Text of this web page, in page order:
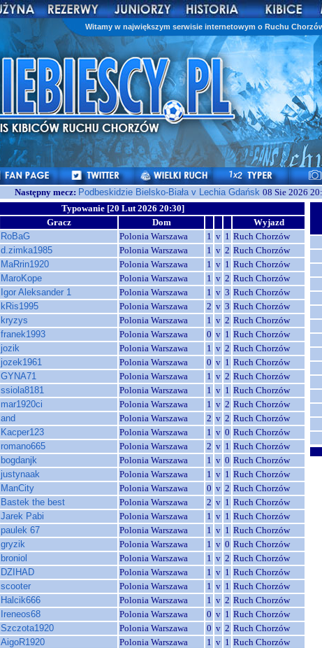
Witamy w największym serwisie internetowym o Ruchu
Następny mecz: Podbeskidzie Bielsko-Biała v Lechia Gdańsk 08 Sie 2026
Typowanie [20 Lut 2026 20:30]
Gracz Dom
Wyjazd
RoBaG Polonia Warszawa 1 v 1 Ruch Chorzów
d.zimka1985 Polonia Warszawa 1 v 2 Ruch Chorzów
MaRrin1920 Polonia Warszawa 1 v 1 Ruch Chorzów
MaroKope Polonia Warszawa 1 v 2 Ruch Chorzów
Igor Aleksander 1 Polonia Warszawa 1 v 3 Ruch Chorzów
kRis1995 Polonia Warszawa 2 v 3 Ruch Chorzów
kryzys Polonia Warszawa 1 v 2 Ruch Chorzów
franek1993 Polonia Warszawa 0 v 1 Ruch Chorzów
jozik Polonia Warszawa 1 v 2 Ruch Chorzów
jozek1961 Polonia Warszawa 0 v 1 Ruch Chorzów
GYNA71 Polonia Warszawa 1 v 2 Ruch Chorzów
ssiola8181 Polonia Warszawa 1 v 1 Ruch Chorzów
mar1920ci Polonia Warszawa 1 v 2 Ruch Chorzów
and Polonia Warszawa 2 v 2 Ruch Chorzów
Kacper123 Polonia Warszawa 1 v 0 Ruch Chorzów
romano665 Polonia Warszawa 2 v 1 Ruch Chorzów
bogdanjk Polonia Warszawa 1 v 0 Ruch Chorzów
justynaak Polonia Warszawa 1 v 1 Ruch Chorzów
ManCity Polonia Warszawa 0 v 2 Ruch Chorzów
Bastek the best Polonia Warszawa 2 v 1 Ruch Chorzów
Jarek Pabi Polonia Warszawa 1 v 1 Ruch Chorzów
paulek 67 Polonia Warszawa 1 v 1 Ruch Chorzów
gryzik Polonia Warszawa 1 v 0 Ruch Chorzów
broniol Polonia Warszawa 1 v 2 Ruch Chorzów
DZIHAD Polonia Warszawa 1 v 1 Ruch Chorzów
scooter Polonia Warszawa 1 v 1 Ruch Chorzów
Halcik666 Polonia Warszawa 1 v 2 Ruch Chorzów
Ireneos68 Polonia Warszawa 0 v 1 Ruch Chorzów
Szczota1920 Polonia Warszawa 0 v 2 Ruch Chorzów
AigoR1920 Polonia Warszawa 1 v 1 Ruch Chorzów